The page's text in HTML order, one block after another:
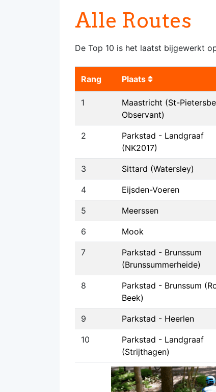
Alle Routes
De Top 10 is het laatst bijgewerkt
Rang Plaats
1
Maastricht (St-
Observant)
2
Parkstad - Landgraaf
(NK2017)
3 Sittard (Watersley)
4 Eijsden-Voeren
5 Meerssen
6 Mook
7
Parkstad - Brunssum
(Brunssummerheide)
8
Parkstad - Brunssum
Beek)
9 Parkstad - Heerlen
10
Parkstad - Landgraaf
(Strijthagen)